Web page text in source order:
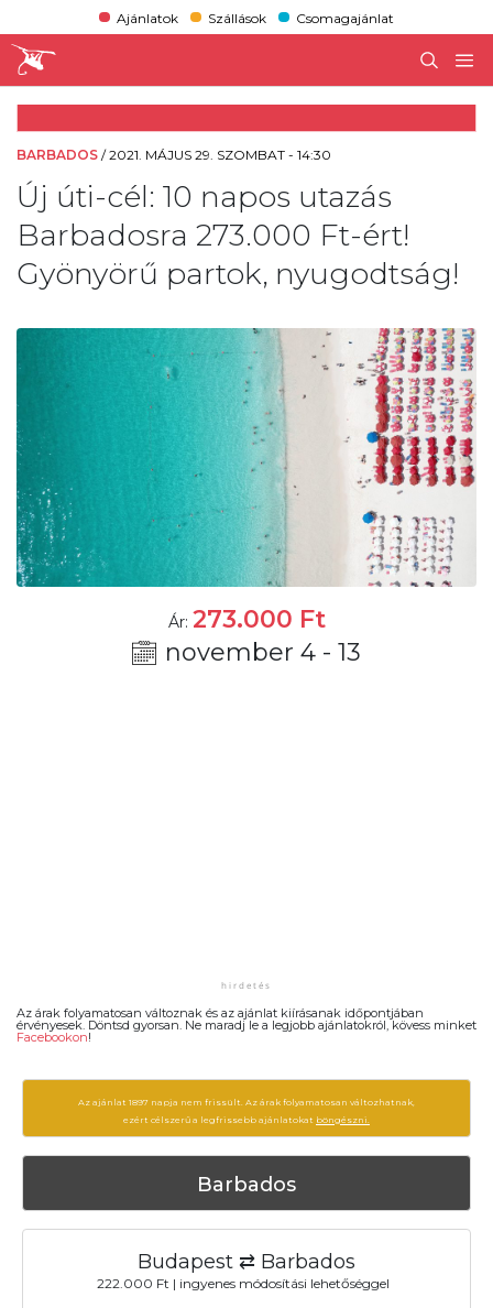
Ajánlatok Szállások Csomagajánlat
BARBADOS /2021. MÁJUS 29. SZOMBAT - 14:30
Új úti-cél: 10 napos utazás
Barbadosra 273.000 Ft-ért!
Gyönyörű partok, nyugodtság!
Ár: 273.000 Ft
november 4 - 13
Az árak folyamatosan változnak és az ajánlat kiírásanak időpontjában
érvényesek. Döntsd gyorsan. Ne maradj le a legjobb ajánlatokról, kövess minket
Facebookon!
Az ajánlat 1897 napja nem frissült. Az árak folyamatosan változhatnak,
ezért célszerű a legfrissebb ajánlatokat böngészni.
Barbados
Budapest ⇄ Barbados
222.000 Ft | ingyenes módosítási lehetőséggel